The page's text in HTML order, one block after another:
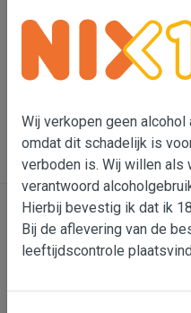
€ 39,95
Wij verkopen geen alcohol
omdat dit schadelijk is
verboden is. Wij willen als
verantwoord
Hierbij bevestig ik dat ik
Bij de aflevering van de
leeftijdscontrole